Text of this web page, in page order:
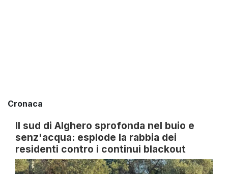
Cronaca
Il sud di Alghero sprofonda nel buio e
senz'acqua: esplode la rabbia dei
residenti contro i continui blackout